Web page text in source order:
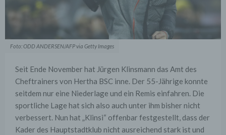
Foto: ODD ANDERSEN/AFP via Getty Images
Seit Ende November hat Jürgen Klinsmann das Amt des
Cheftrainers von Hertha BSC inne. Der 55-Jährige konnte
seitdem nur eine Niederlage und ein Remis einfahren. Die
sportliche Lage hat sich also auch unter ihm bisher nicht
verbessert. Nun hat „Klinsi“ offenbar festgestellt, dass der
Kader des Hauptstadtklub nicht ausreichend stark ist und